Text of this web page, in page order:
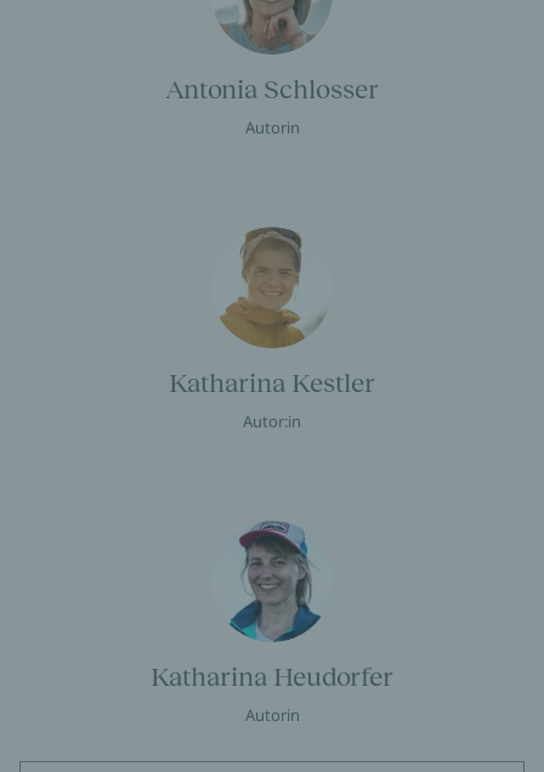
Antonia Schlosser
Autorin
Katharina Kestler
Autor:in
Katharina Heudorfer
Autorin